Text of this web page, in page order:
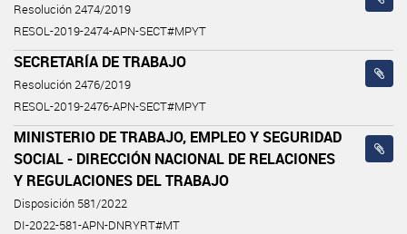
Resolución 2474/2019
RESOL-2019-2474-APN-SECT#MPYT
SECRETARÍA DE TRABAJO
Resolución 2476/2019
RESOL-2019-2476-APN-SECT#MPYT
MINISTERIO DE TRABAJO, EMPLEO Y SEGURIDAD
SOCIAL - DIRECCIÓN NACIONAL DE RELACIONES
Y REGULACIONES DEL TRABAJO
Disposición 581/2022
DI-2022-581-APN-DNRYRT#MT